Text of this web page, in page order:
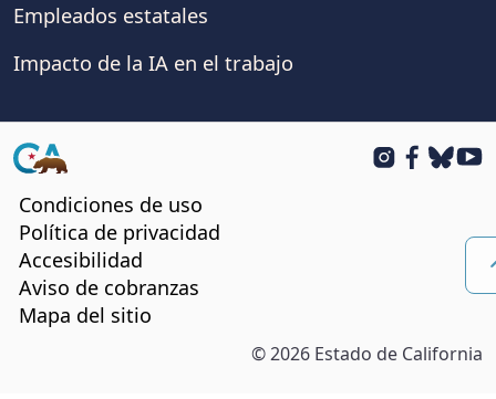
con materiales resistentes al fuego.
Sin embargo, se sienten confundidos
tanto los domicilios individuales
como las comunidades enteras
necesitan atención. Existen normas
de construcción con materiales
resistentes al fuego, pero los
residentes pueden necesitar más
Empleados estatales
Impacto de la IA en el trabajo
CA.gov
Condiciones de uso
Política de privacidad
Accesibilidad
Aviso de cobranzas
Mapa del sitio
Instagram
Facebook
©2026 Estado de California